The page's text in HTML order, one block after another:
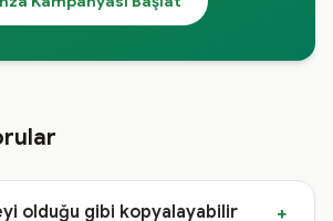
olduğu gibi kopyalayabilir
+